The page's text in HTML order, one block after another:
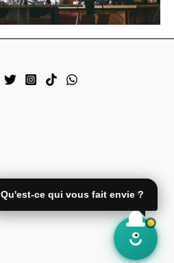
Qu'est-ce qui vous fait envie ?